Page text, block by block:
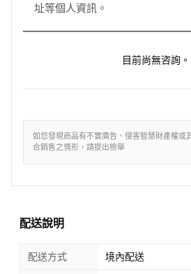
址等個人資訊。
目前尚無咨詢。
如您發現商品有不實廣告、侵害智慧財產權或
合銷售之情形，請提出檢舉
配送說明
配送方式 境內配送